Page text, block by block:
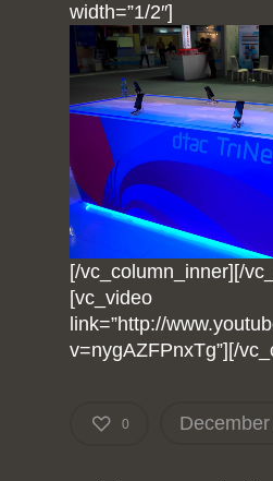
width=”1/2″]
[/vc_column_inner][/
[vc_video
link=”http://
v=nygAZFPnxTg”][/
0